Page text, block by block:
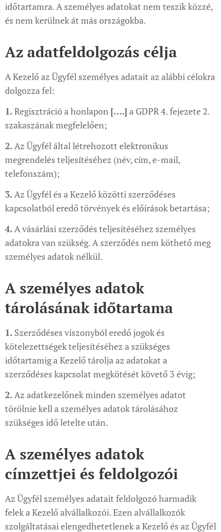
időtartamra. A személyes adatokat nem teszik közzé,
és nem kerülnek át más országokba.
Az adatfeldolgozás célja
A Kezelő az Ügyfél személyes adatait az alábbi célokra
dolgozza fel:
1. Regisztráció a honlapon [….] a GDPR 4. fejezete 2.
szakaszának megfelelően;
2. Az Ügyfél által létrehozott elektronikus
megrendelés teljesítéséhez (név, cím, e-mail,
telefonszám);
3. Az Ügyfél és a Kezelő közötti szerződéses
kapcsolatból eredő törvények és előírások betartása;
4. A vásárlási szerződés teljesítéséhez személyes
adatokra van szükség. A szerződés nem köthető meg
személyes adatok nélkül.
A személyes adatok
tárolásának időtartama
1. Szerződéses viszonyból eredő jogok és
kötelezettségek teljesítéséhez a szükséges
időtartamig a Kezelő tárolja az adatokat a
szerződéses kapcsolat megkötését követő 3 évig;
2. Az adatkezelőnek minden személyes adatot
törölnie kell a személyes adatok tárolásához
szükséges idő letelte után.
A személyes adatok
címzettjei és feldolgozói
Az Ügyfél személyes adatait feldolgozó harmadik
felek a Kezelő alvállalkozói. Ezen alvállalkozók
szolgáltatásai elengedhetetlenek a Kezelő és az Ügyfél